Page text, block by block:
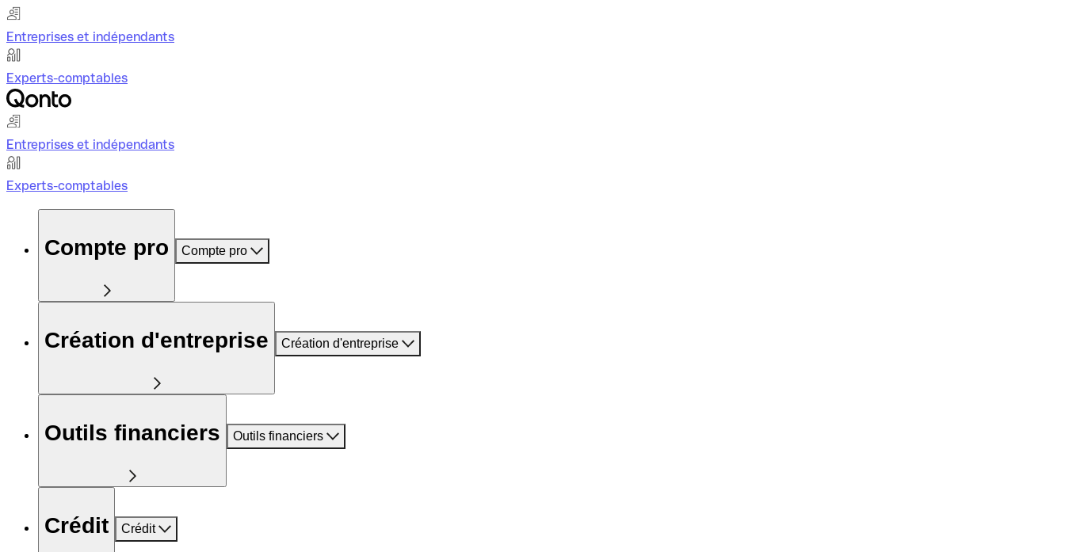
Entreprises et indépendants
Experts-comptables
Entreprises et indépendants
Experts-comptables
Compte pro Compte pro
Création d'entreprise Création d'entreprise
Outils financiers Outils financiers
Crédit Crédit